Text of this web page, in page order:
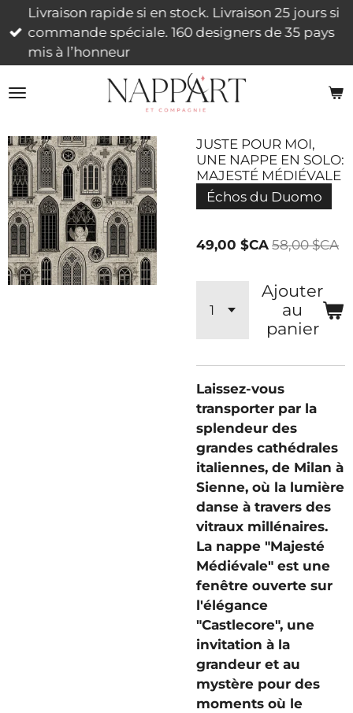
Passer
au
contenu
Livraison rapide si en stock. Livraison 25 jours si
commande spéciale. 160 designers de 35 pays
mis à l’honneur
JUSTE POUR MOI,
UNE NAPPE EN SOLO:
MAJESTÉ MÉDIÉVALE
Échos du Duomo
49,00 $CA 58,00 $CA
Ajouter
au
panier
Laissez-vous
transporter par la
splendeur des
grandes cathédrales
italiennes, de Milan à
Sienne, où la lumière
danse à travers des
vitraux millénaires.
La nappe "Majesté
Médiévale" est une
fenêtre ouverte sur
l'élégance
"Castlecore", une
invitation à la
grandeur et au
mystère pour des
moments où le